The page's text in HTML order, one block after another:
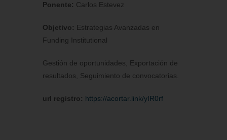
Ponente: Carlos Estevez
Objetivo: Estrategias Avanzadas en
Funding Institutional
Gestión de oportunidades, Exportación de
resultados, Seguimiento de convocatorias.
url registro: https://acortar.link/yIR0rf